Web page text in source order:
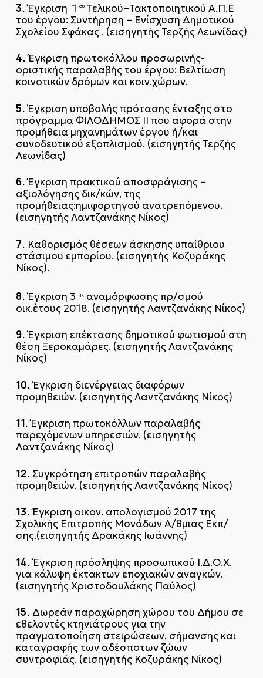
3.Έγκριση 1 ουΤελικού–Τακτοποιητικού Α.Π.Ε
του έργου: Συντήρηση – Ενίσχυση Δημοτικού
Σχολείου Σφάκας . (εισηγητής Τερζής Λεωνίδας)
4.Έγκριση πρωτοκόλλου προσωρινής-
οριστικής παραλαβής του έργου: Βελτίωση
κοινοτικών δρόμων και κοιν.χώρων.
5.Έγκριση υποβολής πρότασης ένταξης στο
πρόγραμμα ΦΙΛΟΔΗΜΟΣ ΙΙ που αφορά στην
προμήθεια μηχανημάτων έργου ή/και
συνοδευτικού εξοπλισμού. (εισηγητής Τερζής
Λεωνίδας)
6.Έγκριση πρακτικού αποσφράγισης –
αξιολόγησης δικ/κών, της
προμήθειας:ημιφορτηγού ανατρεπόμενου.
(εισηγητής Λαντζανάκης Νίκος)
7. Καθορισμός θέσεων άσκησης υπαίθριου
στάσιμου εμπορίου. (εισηγητής Κοζυράκης
Νίκος).
8.Έγκριση 3 ηςαναμόρφωσης πρ/σμού
οικ.έτους 2018. (εισηγητής Λαντζανάκης Νίκος)
9.Έγκριση επέκτασης δημοτικού φωτισμού στη
θέση Ξεροκαμάρες. (εισηγητής Λαντζανάκης
Νίκος)
10.Έγκριση διενέργειας διαφόρων
προμηθειών. (εισηγητής Λαντζανάκης Νίκος)
11.Έγκριση πρωτοκόλλων παραλαβής
παρεχόμενων υπηρεσιών. (εισηγητής
Λαντζανάκης Νίκος)
12. Συγκρότηση επιτροπών παραλαβής
προμηθειών. (εισηγητής Λαντζανάκης Νίκος)
13.Έγκριση οικον. απολογισμού 2017 της
Σχολικής Επιτροπής Μονάδων Α/θμιας Εκπ/
σης.(εισηγητής Δρακάκης Ιωάννης)
14.Έγκριση πρόσληψης προσωπικού Ι.Δ.Ο.Χ.
για κάλυψη έκτακτων εποχιακών αναγκών.
(εισηγητής Χριστοδουλάκης Παύλος)
15. Δωρεάν παραχώρηση χώρου του Δήμου σε
εθελοντές κτηνιάτρους για την
πραγματοποίηση στειρώσεων, σήμανσης και
καταγραφής των αδέσποτων ζώων
συντροφιάς. (εισηγητής Κοζυράκης Νίκος)